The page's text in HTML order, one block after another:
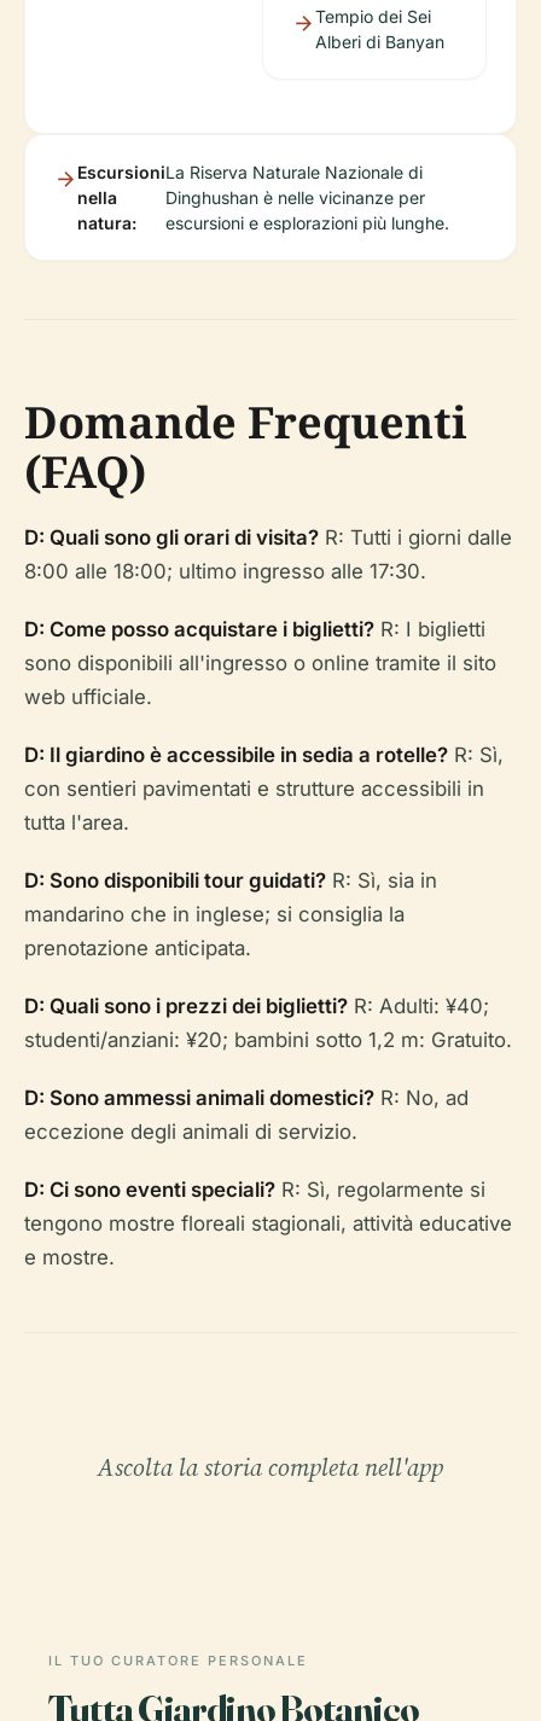
Tempio dei Sei
Alberi di Banyan
Escursioni
nella
natura:
La Riserva Naturale Nazionale di
Dinghushan è nelle vicinanze per
escursioni e esplorazioni più lunghe.
Domande Frequenti
(FAQ)
D: Quali sono gli orari di visita? R: Tutti i giorni dalle
8:00 alle 18:00; ultimo ingresso alle 17:30.
D: Come posso acquistare i biglietti? R: I biglietti
sono disponibili all'ingresso o online tramite il sito
web ufficiale.
D: Il giardino è accessibile in sedia a rotelle? R: Sì,
con sentieri pavimentati e strutture accessibili in
tutta l'area.
D: Sono disponibili tour guidati? R: Sì, sia in
mandarino che in inglese; si consiglia la
prenotazione anticipata.
D: Quali sono i prezzi dei biglietti? R: Adulti: ¥40;
studenti/anziani: ¥20; bambini sotto 1,2 m: Gratuito.
D: Sono ammessi animali domestici? R: No, ad
eccezione degli animali di servizio.
D: Ci sono eventi speciali? R: Sì, regolarmente si
tengono mostre floreali stagionali, attività educative
e mostre.
Ascolta la storia completa nell'app
IL TUO CURATORE PERSONALE
Tutta Giardino Botanico